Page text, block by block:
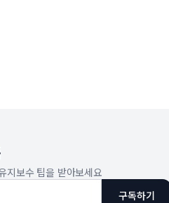
지보수 팁을 받아보세요
구독하기